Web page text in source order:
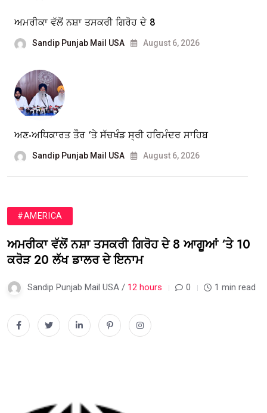
ਅਮਰੀਕਾ ਵੱਲੋਂ ਨਸ਼ਾ ਤਸਕਰੀ ਗਿਰੋਹ ਦੇ 8
Sandip Punjab Mail USA August 6, 2026
ਅਣ-ਅਧਿਕਾਰਤ ਤੌਰ ‘ਤੇ ਸੱਚਖੰਡ ਸ੍ਰੀ ਹਰਿਮੰਦਰ ਸਾਹਿਬ
Sandip Punjab Mail USA August 6, 2026
#AMERICA
ਅਮਰੀਕਾ ਵੱਲੋਂ ਨਸ਼ਾ ਤਸਕਰੀ ਗਿਰੋਹ ਦੇ 8 ਆਗੂਆਂ ‘ਤੇ 10
ਕਰੋੜ 20 ਲੱਖ ਡਾਲਰ ਦੇ ਇਨਾਮ
Sandip Punjab Mail USA / 12 hours 0 1 min read